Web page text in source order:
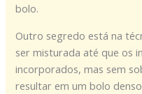
bolo.
Outro segredo está na
ser misturada até que os
incorporados, mas sem
resultar em um bolo